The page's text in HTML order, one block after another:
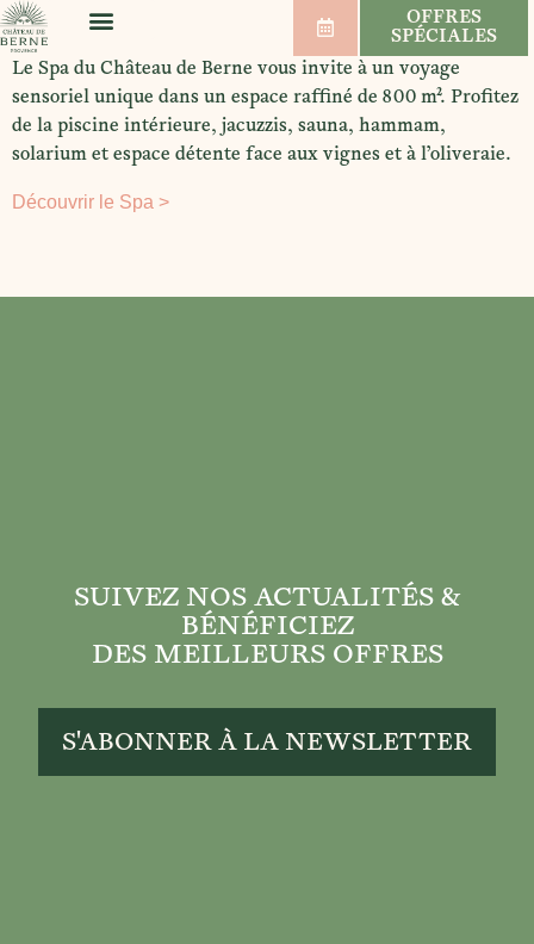
OFFRES
SPÉCIALES
Le Spa du Château de Berne vous invite à un voyage
sensoriel unique dans un espace raffiné de 800 m². Profitez
de la piscine intérieure, jacuzzis, sauna, hammam,
solarium et espace détente face aux vignes et à l’oliveraie.
Découvrir le Spa >
SUIVEZ NOS ACTUALITÉS &
BÉNÉFICIEZ
DES MEILLEURS OFFRES
S'ABONNER À LA NEWSLETTER